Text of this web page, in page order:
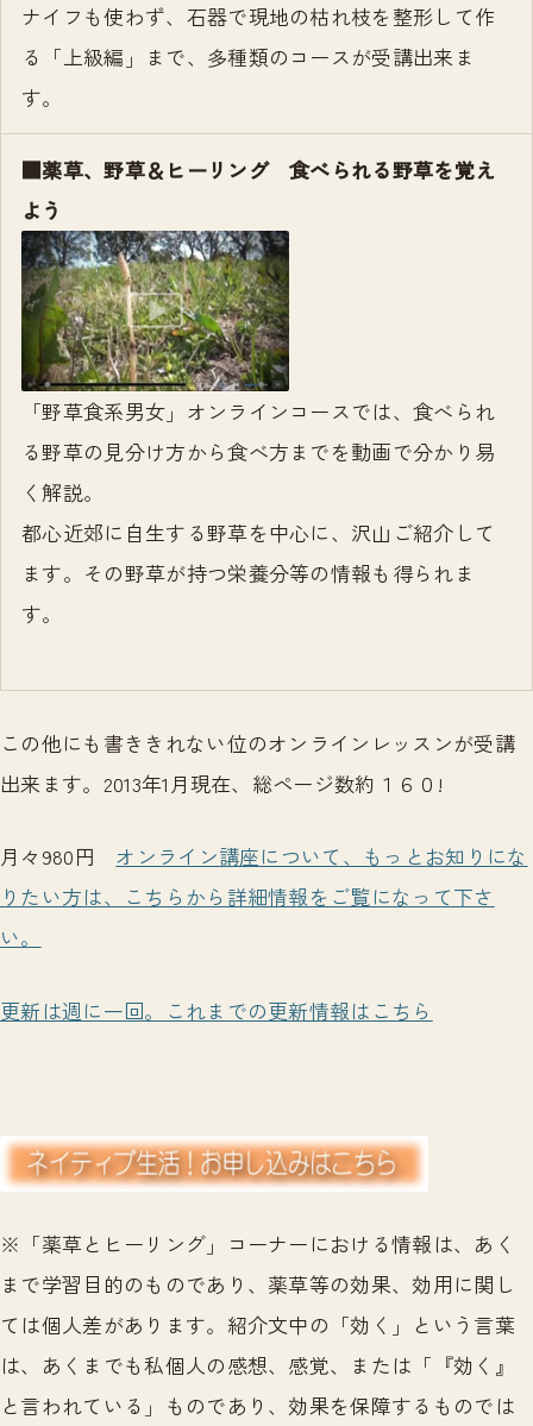
ナイフも使わず、石器で現地の枯れ枝を整形して作
る「上級編」まで、多種類のコースが受講出来ま
す。
■薬草、野草＆ヒーリング 食べられる野草を覚え
よう
「野草食系男女」オンラインコースでは、食べられ
る野草の見分け方から食べ方までを動画で分かり易
く解説。
都心近郊に自生する野草を中心に、沢山ご紹介して
ます。その野草が持つ栄養分等の情報も得られま
す。
この他にも書ききれない位のオンラインレッスンが受講
出来ます。2013年1月現在、総ページ数約１６０!
月々980円 オンライン講座について、もっとお知りにな
りたい方は、こちらから詳細情報をご覧になって下さ
い。
更新は週に一回。これまでの更新情報はこちら
※「薬草とヒーリング」コーナーにおける情報は、あく
まで学習目的のものであり、薬草等の効果、効用に関し
ては個人差があります。紹介文中の「効く」という言葉
は、あくまでも私個人の感想、感覚、または「『効く』
と言われている」ものであり、効果を保障するものでは